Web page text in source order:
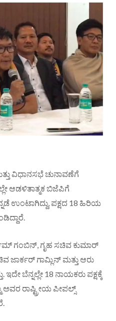
ವಿಧಾನಸಭೆ ಚುನಾವಣೆಗೆ
ಆಡಳಿತಾತ್ಮಕ ಬಿಜೆಪಿಗೆ
ಉಂಟಾಗಿದ್ದು, ಪಕ್ಷದ 18 ಹಿರಿಯ
ಗಂಬಿನ್‌, ಗೃಹ ಸಚಿವ ಕುಮಾರ್‌
ಜಾರ್ಕರ್‌ ಗಾಮ್ಲಿನ್‌ ಮತ್ತು ಆರು
ಬೆನ್ನಲ್ಲೇ 18 ನಾಯಕರು ಪಕ್ಷಕ್ಕೆ
ಅವರ ರಾಷ್ಟ್ರೀಯ ಪೀಪಲ್ಸ್‌